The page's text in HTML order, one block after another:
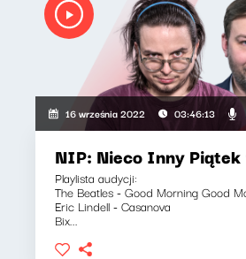
16 września 2022 03:46:13
NIP: Nieco Inny Piątek
Playlista audycji:
The Beatles - Good Morning Good
Eric Lindell - Casanova
Bix...